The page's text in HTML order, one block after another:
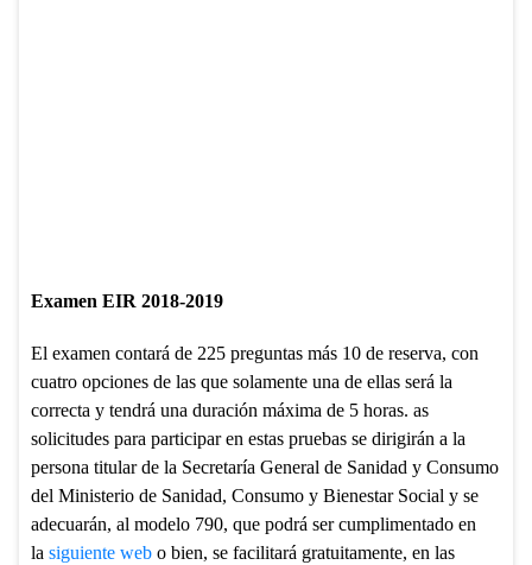
Examen EIR 2018-2019
El examen contará de 225 preguntas más 10 de reserva, con
cuatro opciones de las que solamente una de ellas será la
correcta y tendrá una duración máxima de 5 horas. as
solicitudes para participar en estas pruebas se dirigirán a la
persona titular de la Secretaría General de Sanidad y Consumo
del Ministerio de Sanidad, Consumo y Bienestar Social y se
adecuarán, al modelo 790, que podrá ser cumplimentado en
la siguiente webo bien, se facilitará gratuitamente, en las